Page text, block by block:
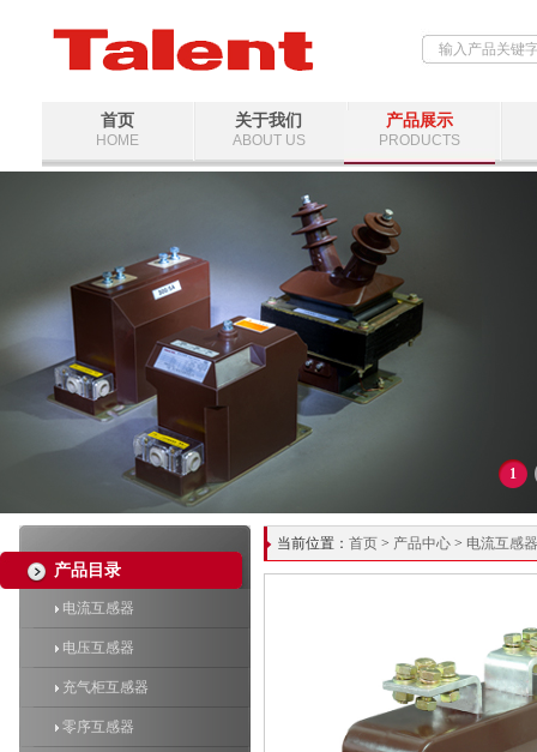
首页
HOME
关于我们
ABOUT US
产品展示
PRODUCTS
1
产品目录
电流互感器
电压互感器
充气柜互感器
零序互感器
当前位置： 首页 > 产品中心 > 电流互感器